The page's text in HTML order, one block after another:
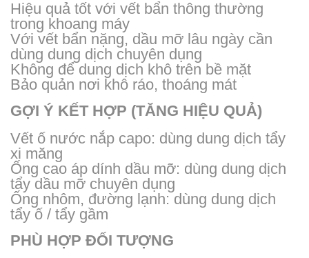
Hiệu quả tốt với vết bẩn thông thường
trong khoang máy
Với vết bẩn nặng, dầu mỡ lâu ngày cần
dùng dung dịch chuyên dụng
Không để dung dịch khô trên bề mặt
Bảo quản nơi khô ráo, thoáng mát
GỢI Ý KẾT HỢP (TĂNG HIỆU QUẢ)
Vết ố nước nắp capo: dùng dung dịch tẩy
xi măng
Ống cao áp dính dầu mỡ: dùng dung dịch
tẩy dầu mỡ chuyên dụng
Ống nhôm, đường lạnh: dùng dung dịch
tẩy ố / tẩy gầm
PHÙ HỢP ĐỐI TƯỢNG